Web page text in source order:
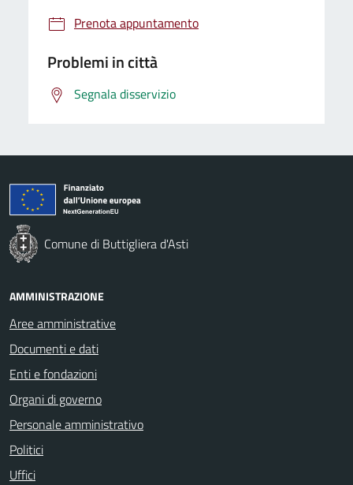
Prenota appuntamento
Problemi in città
Segnala disservizio
Comune di Buttigliera d'Asti
AMMINISTRAZIONE
Aree amministrative
Documenti e dati
Enti e fondazioni
Organi di governo
Personale amministrativo
Politici
Uffici